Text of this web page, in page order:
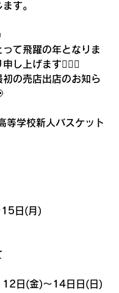
す。
て飛躍の年となりま
し上げます🙇‍♀️✨
初の売店出店のお知ら
等学校新人バスケット
日(月)
12日(金)〜14日日(日)